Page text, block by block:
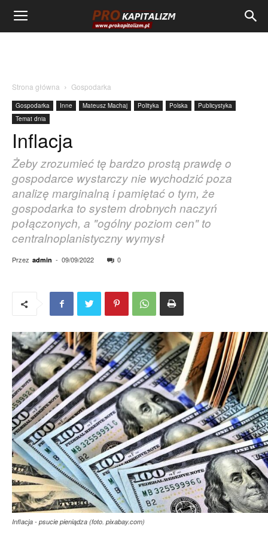
Strona główna Gospodarka
Gospodarka Inne Mateusz Machaj Polityka Polska
Publicystyka
Temat dnia
Inflacja
Żeby zrozumieć tę bardzo prostą prawdę o
gospodarce wystarczy nie wychodzić poza
analizę marginalną i pamiętać o tym, że
gospodarka to system drobnych naczyń
połączonych, a "ogólny poziom cen" to
centralnoplanistyczny wymysł
Przez admin - 09/09/2022 0
Inflacja - psucie pieniądza (foto. pixabay.com)